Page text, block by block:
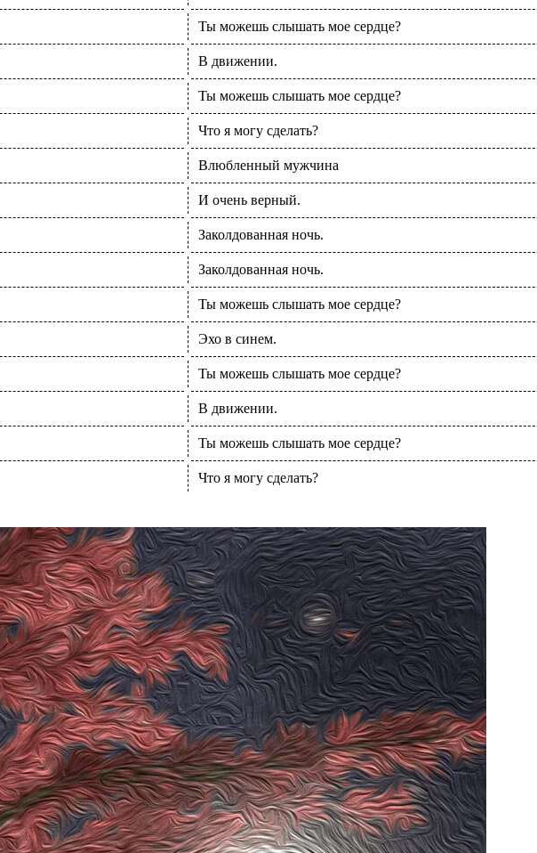
Ты можешь слышать мое сердце?
В движении.
Ты можешь слышать мое сердце?
Что я могу сделать?
Влюбленный мужчина
И очень верный.
Заколдованная ночь.
Заколдованная ночь.
Ты можешь слышать мое сердце?
Эхо в синем.
Ты можешь слышать мое сердце?
В движении.
Ты можешь слышать мое сердце?
Что я могу сделать?